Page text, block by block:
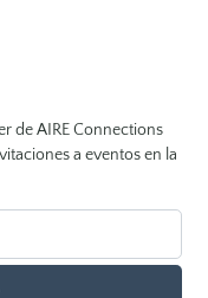
de AIRE Connections
a eventos en la